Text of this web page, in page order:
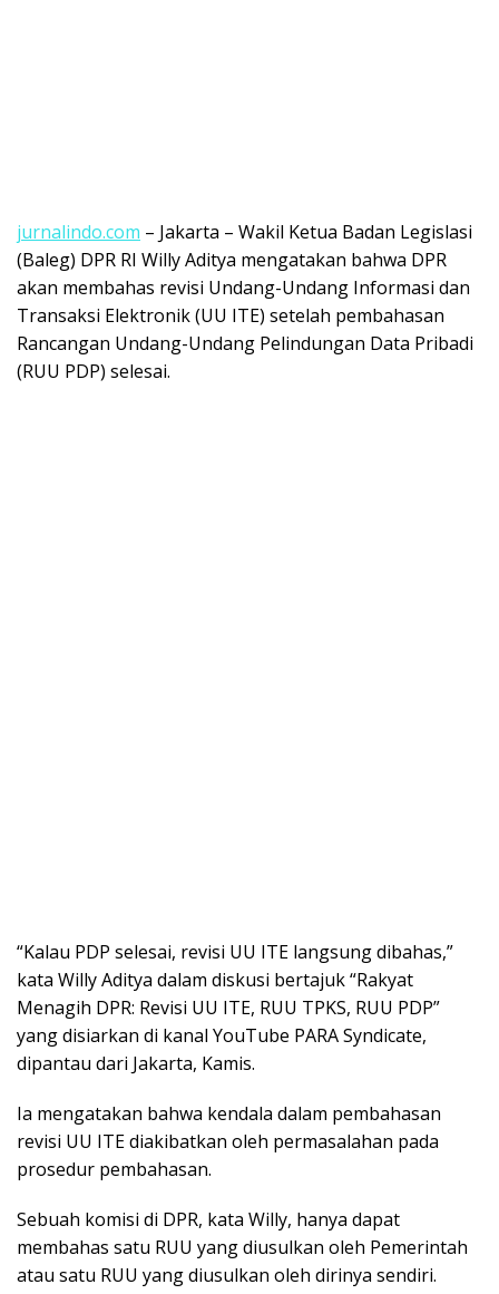
jurnalindo.com – Jakarta – Wakil Ketua Badan Legislasi
(Baleg) DPR RI Willy Aditya mengatakan bahwa DPR
akan membahas revisi Undang-Undang Informasi dan
Transaksi Elektronik (UU ITE) setelah pembahasan
Rancangan Undang-Undang Pelindungan Data Pribadi
(RUU PDP) selesai.
“Kalau PDP selesai, revisi UU ITE langsung dibahas,”
kata Willy Aditya dalam diskusi bertajuk “Rakyat
Menagih DPR: Revisi UU ITE, RUU TPKS, RUU PDP”
yang disiarkan di kanal YouTube PARA Syndicate,
dipantau dari Jakarta, Kamis.
Ia mengatakan bahwa kendala dalam pembahasan
revisi UU ITE diakibatkan oleh permasalahan pada
prosedur pembahasan.
Sebuah komisi di DPR, kata Willy, hanya dapat
membahas satu RUU yang diusulkan oleh Pemerintah
atau satu RUU yang diusulkan oleh dirinya sendiri.